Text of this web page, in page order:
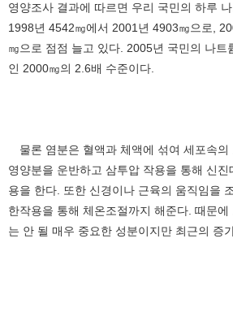
영양조사 결과에 따르면 우리 국민의 하루
1998년 4542㎎에서 2001년 4903㎎으로,
㎎으로 점점 늘고 있다. 2005년 국민의 나트
인 2000㎎의 2.6배 수준이다.
물론 염분은 혈액과 체액에 섞여 세포속의
영양분을 운반하고 삼투압 작용을 통해 신
용을 한다. 또한 신경이나 근육의 움직임을
한작용을 통해 체온조절까지 해준다. 때문
는 안 될 매우 중요한 성분이지만 최근의 증